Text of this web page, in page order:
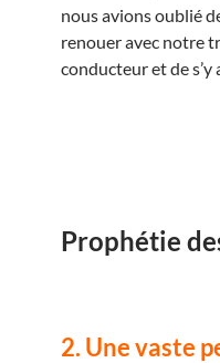
nous avions oublié
renouer avec notre
conducteur et de s’y
Prophétie
2. Une vaste